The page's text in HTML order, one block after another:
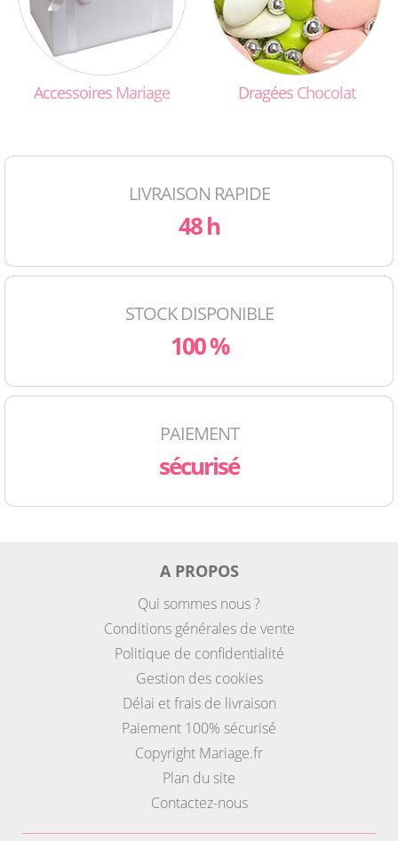
Accessoires Mariage Dragées Chocolat
LIVRAISON RAPIDE
48 h
STOCK DISPONIBLE
100 %
PAIEMENT
sécurisé
A PROPOS
Qui sommes nous ?
Conditions générales de vente
Politique de confidentialité
Gestion des cookies
Délai et frais de livraison
Paiement 100% sécurisé
Copyright Mariage.fr
Plan du site
Contactez-nous